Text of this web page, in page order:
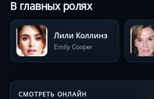
В главных ролях
Лили Коллинз
Emily Cooper
СМОТРЕТЬ ОНЛАЙН